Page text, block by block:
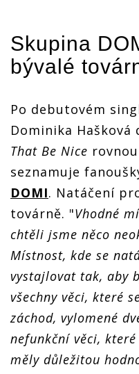
Skupina
bývalé
Po debutovém
Dominika Hašková
That Be Nice
seznamuje
DOMI. Natáčení
továrně. "Vhodné
chtěli jsme něco
Místnost, kde se
vystajlovat tak, aby
všechny věci, které
záchod, vylomené
nefunkční věci,
měly důležitou